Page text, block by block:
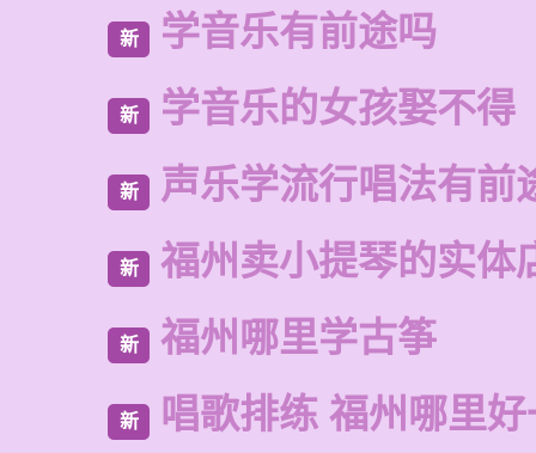
新 学音乐有前途吗
新 学音乐的女孩娶不得
新 声乐学流行唱法有前
新 福州卖小提琴的实体
新 福州哪里学古筝
新 唱歌排练 福州哪里